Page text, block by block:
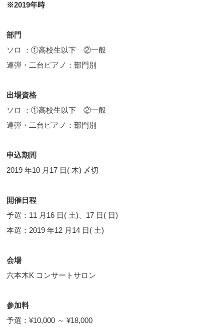
※2019年時
部門
ソロ ：①高校生以下 ②一般
連弾・二台ピアノ：部門別
出場資格
ソロ ：①高校生以下 ②一般
連弾・二台ピアノ：部門別
申込期間
2019 年10 月17 日( 木) 〆切
開催日程
予選：11 月16 日( 土)、17 日( 日)
本選：2019 年12 月14 日( 土)
会場
六本木K コンサートサロン
参加料
予選：¥10,000 ～ ¥18,000